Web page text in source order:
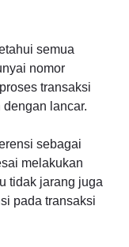
semua
nomor
transaksi
lancar.
sebagai
melakukan
tidak jarang juga
pada transaksi